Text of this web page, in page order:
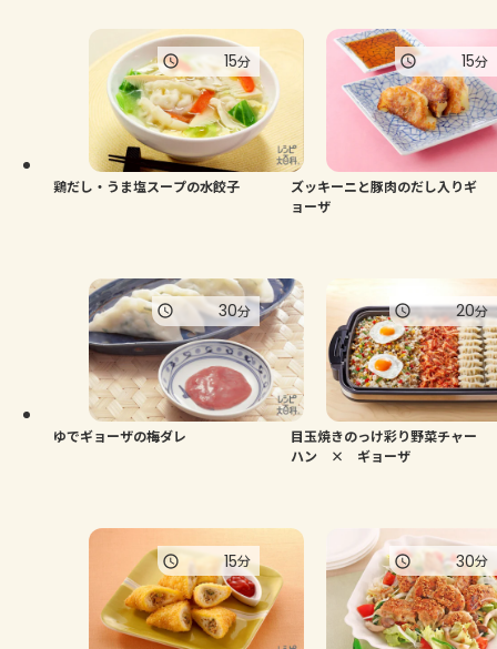
鶏だし・うま塩スープの水餃子
15分
ズッキーニと豚肉のだし入りギ
ョーザ
15分
ゆでギョーザの梅ダレ
30分
目玉焼きのっけ彩り野菜チャー
ハン × ギョーザ
20分
15分 30分